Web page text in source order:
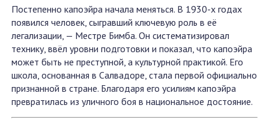
Постепенно капоэйра начала меняться. В 1930-х годах
появился человек, сыгравший ключевую роль в её
легализации, — Местре Бимба. Он систематизировал
технику, ввёл уровни подготовки и показал, что капоэйра
может быть не преступной, а культурной практикой. Его
школа, основанная в Салвадоре, стала первой официально
признанной в стране. Благодаря его усилиям капоэйра
превратилась из уличного боя в национальное достояние.